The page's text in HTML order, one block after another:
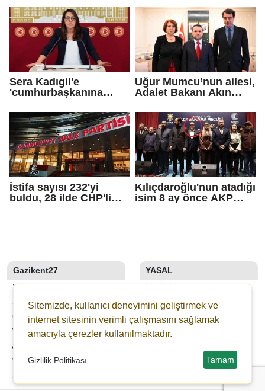
kararı
Sera Kadıgil'e
'cumhurbaşkanına
soruşturması
Uğur Mumcu’nun ailesi,
Adalet Bakanı Akın
İstifa sayısı 232'yi
buldu, 28 ilde CHP'li
Kılıçdaroğlu'nun atadığı
isim 8 ay önce AKP
Gazikent27
YAZARLAR
SON DAKİKA
GALERİLER
WEBTV
ANKETLER
WİKİ
ŞEHİR REHBERİ
YASAL
İLETIŞIM
KÜNYE
YAYIN İLKELERI
KURALLAR
KULLANICI SÖZLEŞMESI
Sitemizde, kullanıcı deneyimini geliştirmek ve
internet sitesinin verimli çalışmasını sağlamak
amacıyla çerezler kullanılmaktadır.
Gizlilik Politikası Tamam